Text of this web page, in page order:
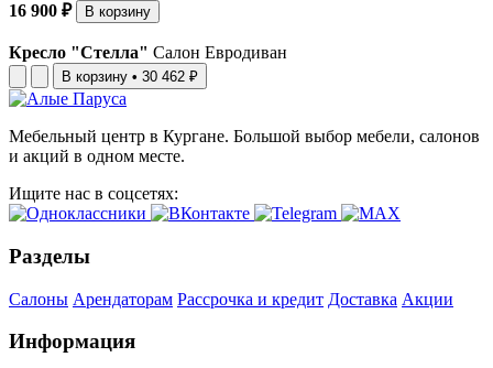
16 900 ₽
В корзину
Кресло "Стелла" Салон Евродиван
В корзину • 30 462 ₽
Мебельный центр в Кургане. Большой выбор мебели, салонов
и акций в одном месте.
Ищите нас в соцсетях:
Разделы
Салоны Арендаторам Рассрочка и кредит Доставка Акции
Информация